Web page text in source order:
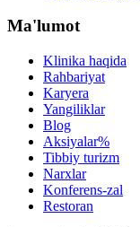
Ma'lumot
Klinika haqida
Rahbariyat
Karyera
Yangiliklar
Blog
Aksiyalar%
Tibbiy turizm
Narxlar
Konferens-zal
Restoran